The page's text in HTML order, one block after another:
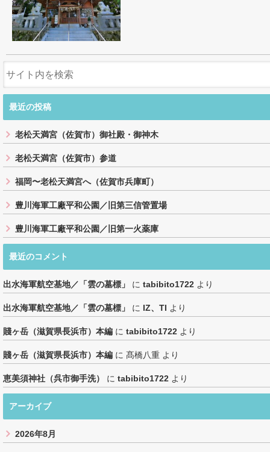
最近の投稿
老松天満宮（佐賀市）御社殿・御神木
老松天満宮（佐賀市）参道
福岡〜老松天満宮へ（佐賀市兵庫町）
豊川海軍工廠平和公園／旧第三信管置場
豊川海軍工廠平和公園／旧第一火薬庫
最近のコメント
出水海軍航空基地／「雲の墓標」 に tabibito1722 より
出水海軍航空基地／「雲の墓標」 に IZ、TI より
賤ヶ岳（滋賀県長浜市）本編 に tabibito1722 より
賤ヶ岳（滋賀県長浜市）本編 に 髙橋八重 より
恵美須神社（呉市御手洗） に tabibito1722 より
アーカイブ
2026年8月